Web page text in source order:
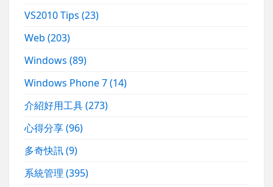
VS2010 Tips(23)
Web(203)
Windows(89)
Windows Phone 7(14)
介紹好用工具(273)
心得分享(96)
多奇快訊(9)
系統管理(395)